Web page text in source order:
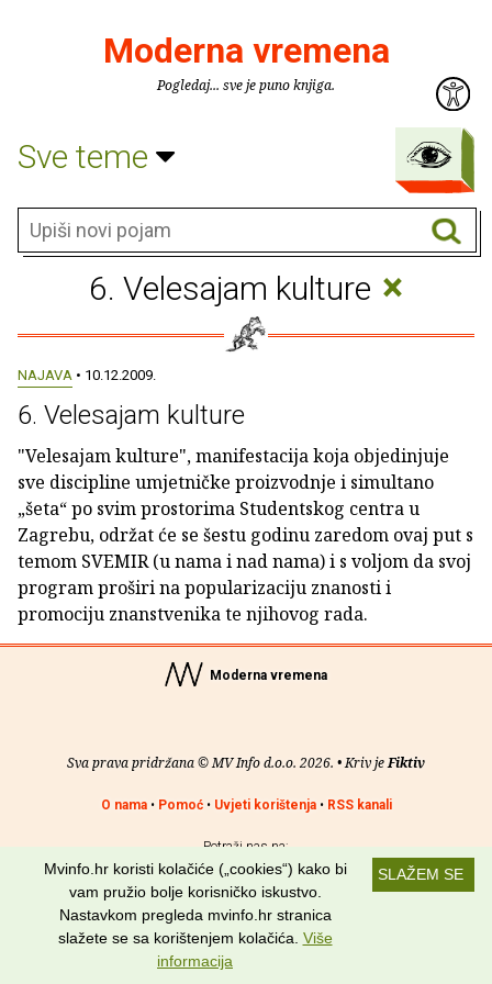
Moderna vremena
Pogledaj... sve je puno knjiga.
Sve teme
6. Velesajam kulture ×
NAJAVA • 10.12.2009.
6. Velesajam kulture
"Velesajam kulture", manifestacija koja objedinjuje
sve discipline umjetničke proizvodnje i simultano
„šeta“ po svim prostorima Studentskog centra u
Zagrebu, održat će se šestu godinu zaredom ovaj put s
temom SVEMIR (u nama i nad nama) i s voljom da svoj
program proširi na popularizaciju znanosti i
promociju znanstvenika te njihovog rada.
Moderna vremena
Sva prava pridržana © MV Info d.o.o. 2026. • Kriv jeFiktiv
O nama• Pomoć• Uvjeti korištenja• RSS kanali
Potraži nas na:
SLAŽEM SE
Mvinfo.hr koristi kolačiće („cookies“) kako bi
vam pružio bolje korisničko iskustvo.
Nastavkom pregleda mvinfo.hr stranica
slažete se sa korištenjem kolačića. Više
informacija